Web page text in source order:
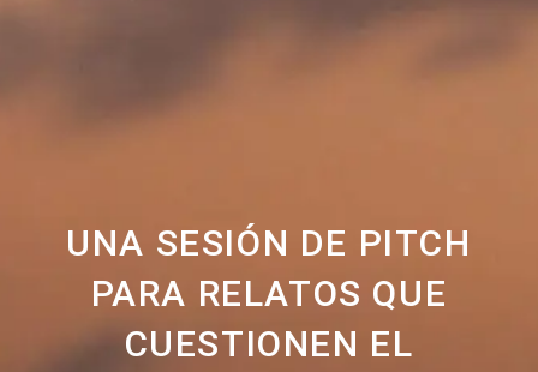
UNA SESIÓN DE PITCH
PARA RELATOS QUE
CUESTIONEN EL